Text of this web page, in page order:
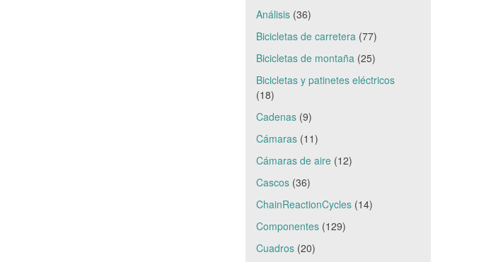
Análisis(36)
Bicicletas de carretera(77)
Bicicletas de montaña(25)
Bicicletas y patinetes eléctricos
(18)
Cadenas(9)
Cámaras(11)
Cámaras de aire(12)
Cascos(36)
ChainReactionCycles(14)
Componentes(129)
Cuadros(20)